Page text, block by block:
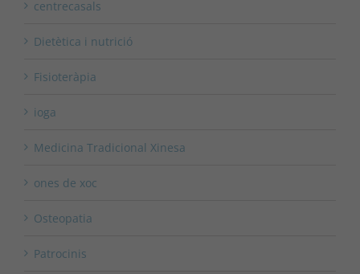
centrecasals
Dietètica i nutrició
Fisioteràpia
ioga
Medicina Tradicional Xinesa
ones de xoc
Osteopatia
Patrocinis